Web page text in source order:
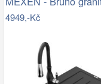
4949,-Kč